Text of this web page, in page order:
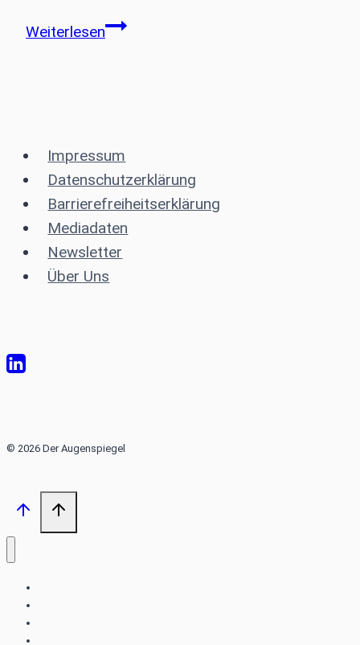
WeiterlesenDie
Impressum
Datenschutzerklärung
Barrierefreiheitserklärung
Mediadaten
Newsletter
Über Uns
© 2026 Der Augenspiegel